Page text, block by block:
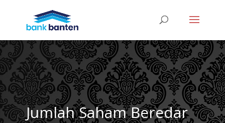
Jumlah Saham Beredar